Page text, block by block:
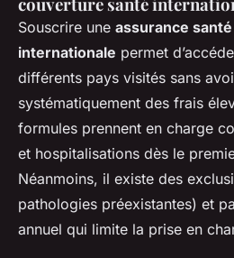
Souscrire une assurance
internationale permet
différents pays visités sans
systématiquement des frais
formules prennent en charge
et hospitalisations dès le
Néanmoins, il existe des
pathologies préexistantes) et
annuel qui limite la prise en